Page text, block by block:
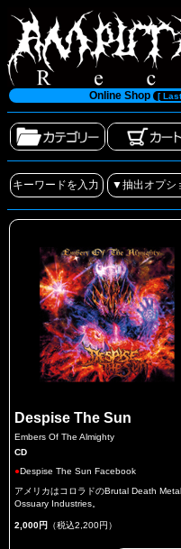
Online Shop [ Last
Despise The Sun
Embers Of The Almighty
CD
●Despise The Sun Facebook
アメリカはコロラドのBrutal Death
Ossuary Industries。
2,000円 （税込2,200円）